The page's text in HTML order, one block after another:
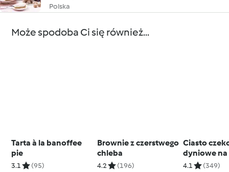
Polska
Może spodoba Ci się również...
Tarta à la banoffee
pie
3.1 (95)
Brownie z czerstwego
chleba
4.2 (196)
Ciasto
dyniowe na
gryczanej
4.1 (349)